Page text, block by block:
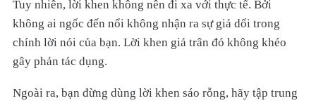
Tuy nhiên, lời khen không nên đi xa với thực tế. Bởi
không ai ngốc đến nổi không nhận ra sự giả dối trong
chính lời nói của bạn. Lời khen giả trân đó không khéo
gây phản tác dụng.
Ngoài ra, bạn đừng dùng lời khen sáo rỗng, hãy tập trung